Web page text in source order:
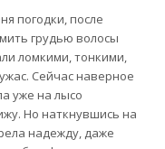
погодки, после
грудью волосы
ломкими, тонкими,
Сейчас наверное
уже на лысо
Но наткнувшись на
надежду, даже